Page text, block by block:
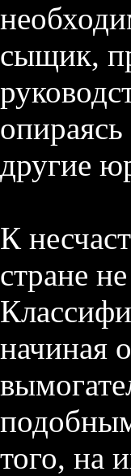
сыщик,
другие
К
стране
начиная
того, на